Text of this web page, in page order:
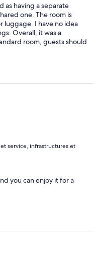
as having a separate
one. The room is
luggage. I have no idea
Overall, it was a
room, guests should
and a private en-suite
service, infrastructures et
you can enjoy it for a